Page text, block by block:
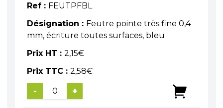
Ref : FEUTPFBL
Désignation : Feutre pointe très fine 0,4
mm, écriture toutes surfaces, bleu
Prix HT : 2,15€
Prix TTC : 2,58€
- +